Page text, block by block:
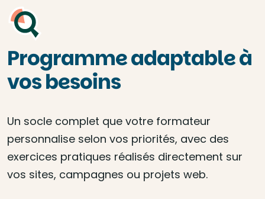
Programme adaptable à
vos besoins
Un socle complet que votre formateur
personnalise selon vos priorités, avec des
exercices pratiques réalisés directement sur
vos sites, campagnes ou projets web.